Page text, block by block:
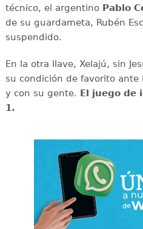
técnico, el argentino Pablo
de su guardameta, Rubén
suspendido.
En la otra llave, Xelajú, sin
su condición de favorito ante
y con su gente. El juego de
1.